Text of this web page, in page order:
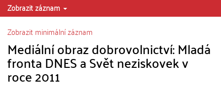
Zobrazit záznam
Zobrazit minimální záznam
Mediální obraz dobrovolnictví: Mladá
fronta DNES a Svět neziskovek v
roce 2011